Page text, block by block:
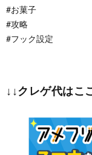
#お菓子
#攻略
#フック設定
↓↓クレゲ代はこ